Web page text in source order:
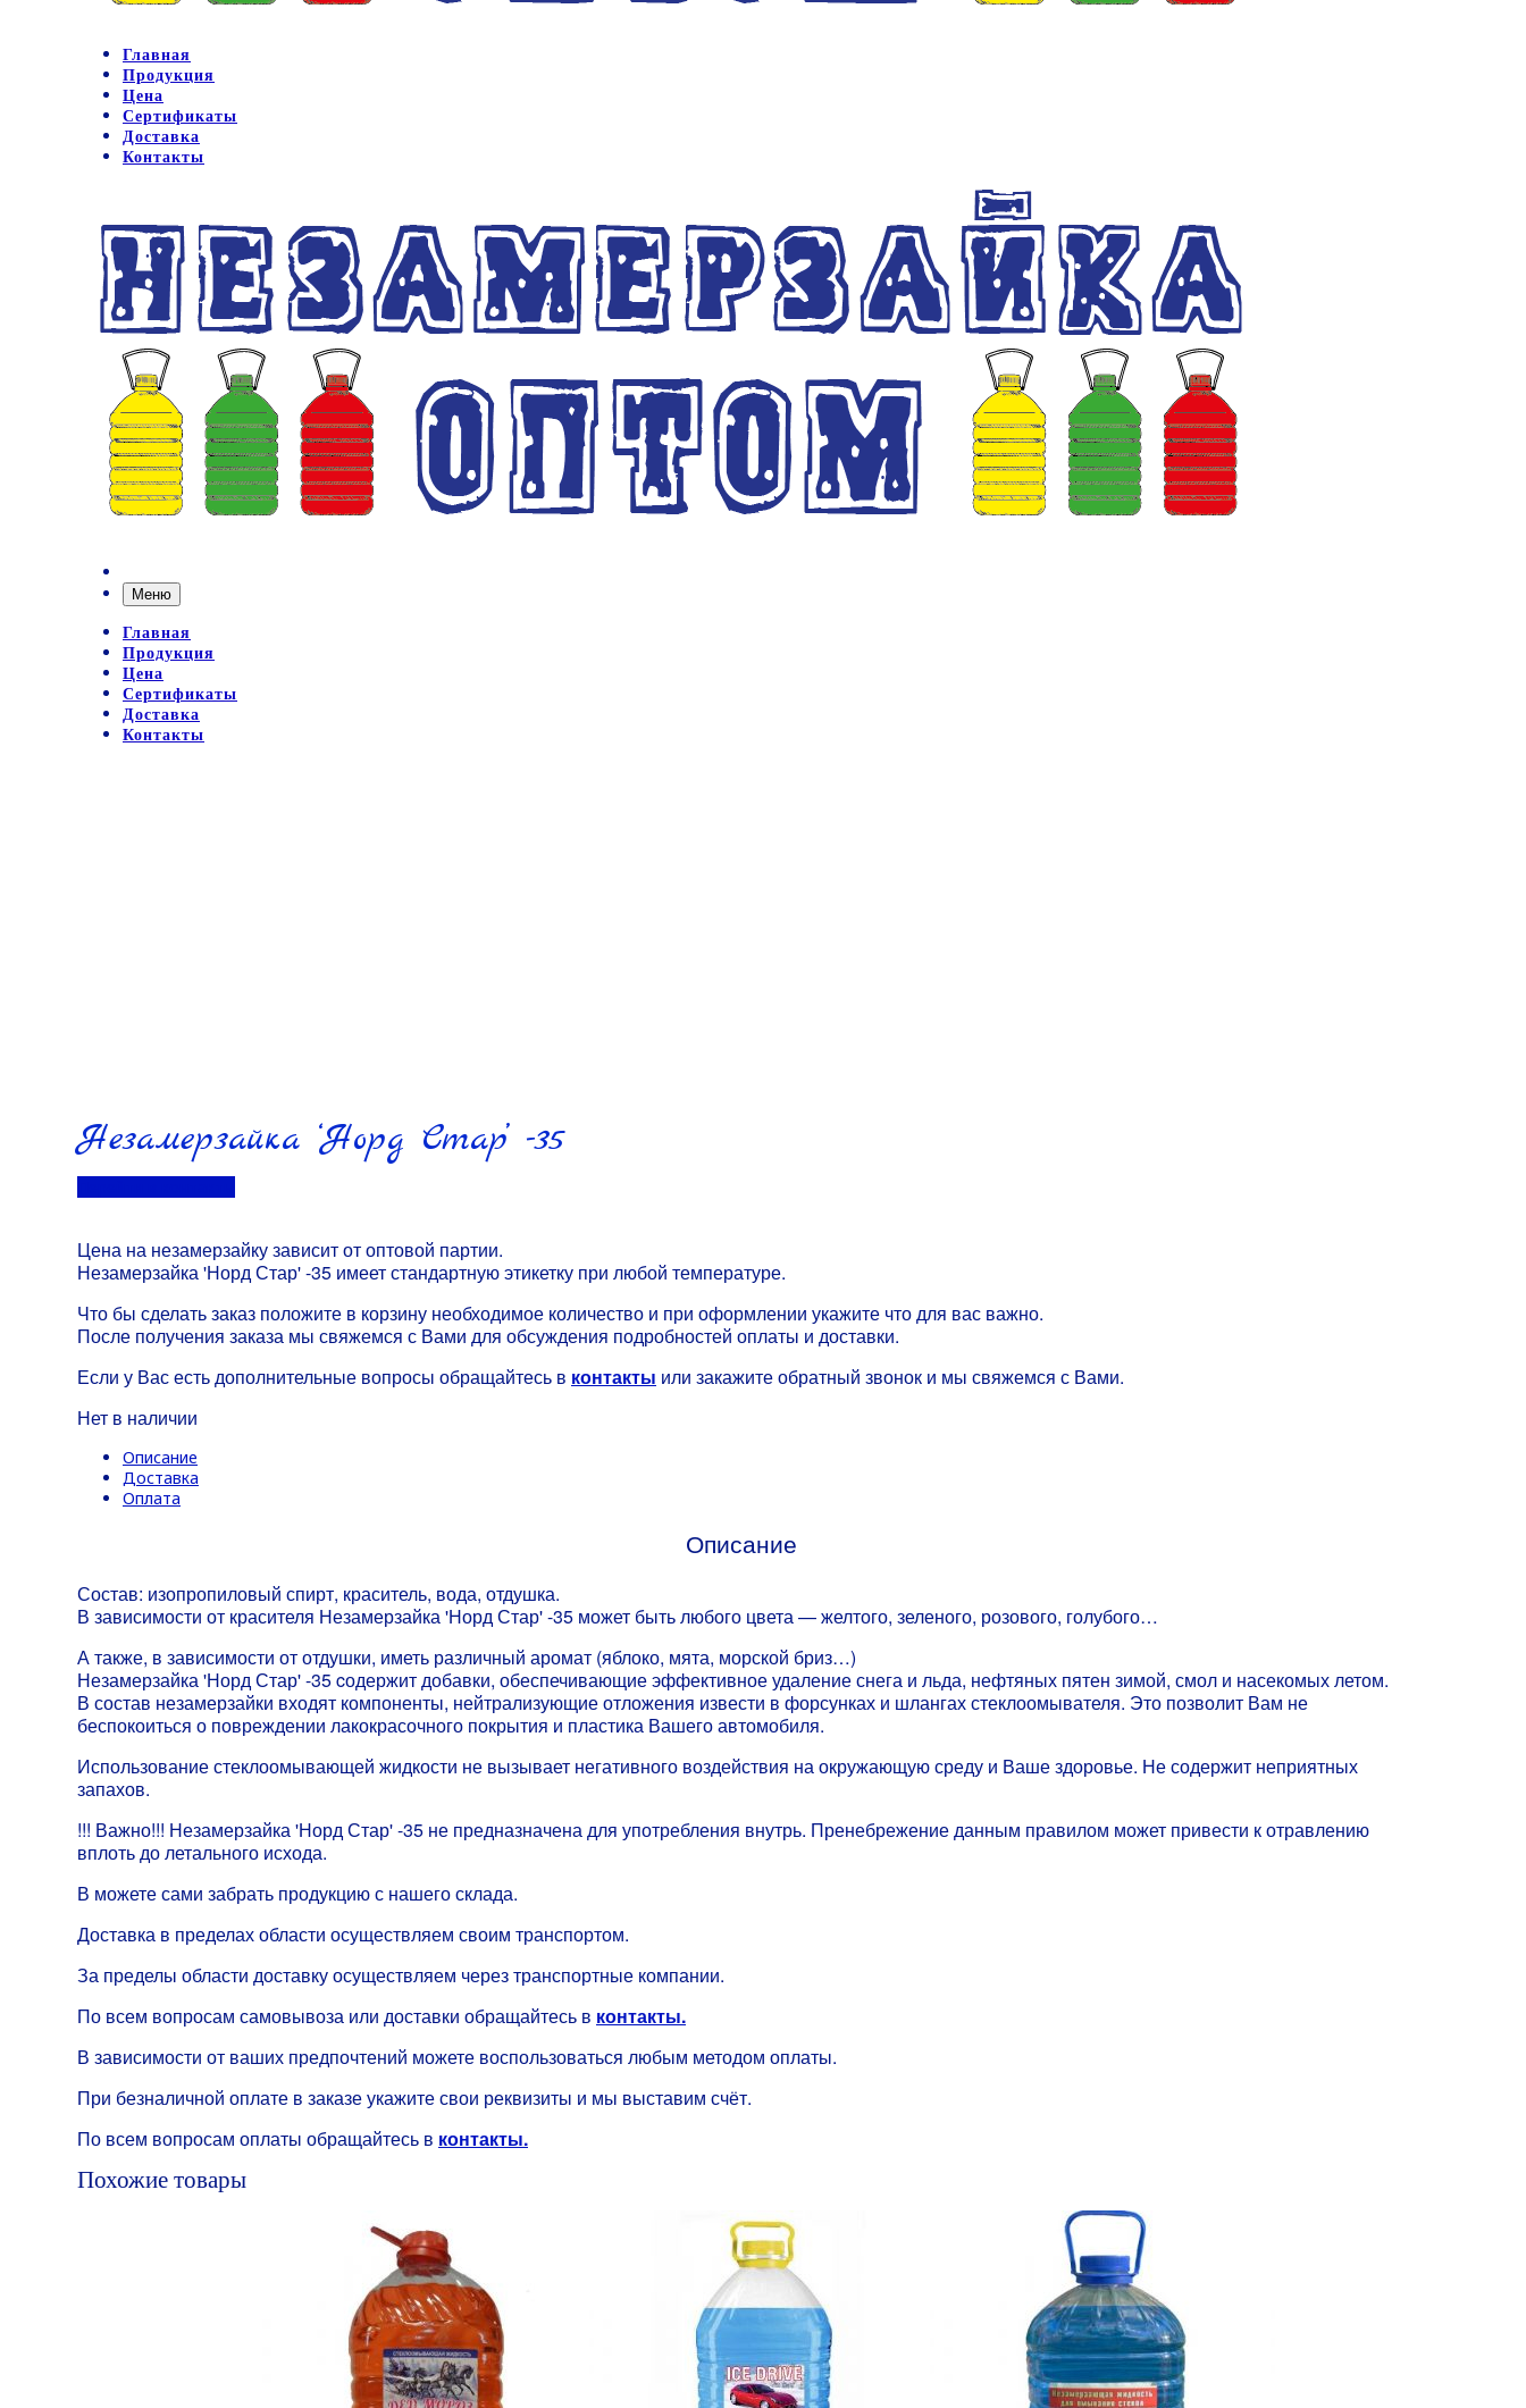
Главная
Продукция
Цена
Сертификаты
Доставка
Контакты
Меню
Главная
Продукция
Цена
Сертификаты
Доставка
Контакты
Незамерзайка ‘Норд Стар’ -35
Цена на незамерзайку зависит от оптовой партии.
Незамерзайка 'Норд Стар' -35 имеет стандартную этикетку при любой температуре.
Что бы сделать заказ положите в корзину необходимое количество и при оформлении укажите что для вас важно.
После получения заказа мы свяжемся с Вами для обсуждения подробностей оплаты и доставки.
Если у Вас есть дополнительные вопросы обращайтесь в контакты или закажите обратный звонок и мы свяжемся с Вами.
Нет в наличии
Описание
Доставка
Оплата
Описание
Состав: изопропиловый спирт, краситель, вода, отдушка.
В зависимости от красителя Незамерзайка 'Норд Стар' -35 может быть любого цвета — желтого, зеленого, розового, голубого…
А также, в зависимости от отдушки, иметь различный аромат (яблоко, мята, морской бриз…)
Незамерзайка 'Норд Стар' -35 cодержит добавки, обеспечивающие эффективное удаление снега и льда, нефтяных пятен зимой, смол и насекомых летом.
В состав незамерзайки входят компоненты, нейтрализующие отложения извести в форсунках и шлангах стеклоомывателя. Это позволит Вам не
беспокоиться о повреждении лакокрасочного покрытия и пластика Вашего автомобиля.
Использование стеклоомывающей жидкости не вызывает негативного воздействия на окружающую среду и Ваше здоровье. Не содержит неприятных
запахов.
!!! Важно!!! Незамерзайка 'Норд Стар' -35 не предназначена для употребления внутрь. Пренебрежение данным правилом может привести к отравлению
вплоть до летального исхода.
В можете сами забрать продукцию с нашего склада.
Доставка в пределах области осуществляем своим транспортом.
За пределы области доставку осуществляем через транспортные компании.
По всем вопросам самовывоза или доставки обращайтесь в контакты.
В зависимости от ваших предпочтений можете воспользоваться любым методом оплаты.
При безналичной оплате в заказе укажите свои реквизиты и мы выставим счёт.
По всем вопросам оплаты обращайтесь в контакты.
Похожие товары